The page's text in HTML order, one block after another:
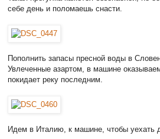
себе день и поломаешь снасти.
Пополнить запасы пресной воды в
Увлеченные азартом, в машине
покидает реку последним.
Идем в Италию, к машине, чтобы уехать